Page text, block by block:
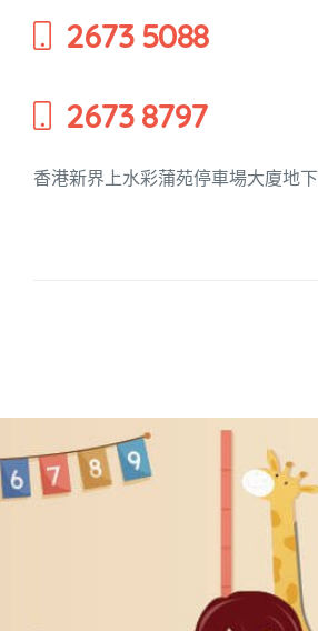
2673 5088
2673 8797
香港新界上水彩蒲苑停車場大廈地下
養幼兒